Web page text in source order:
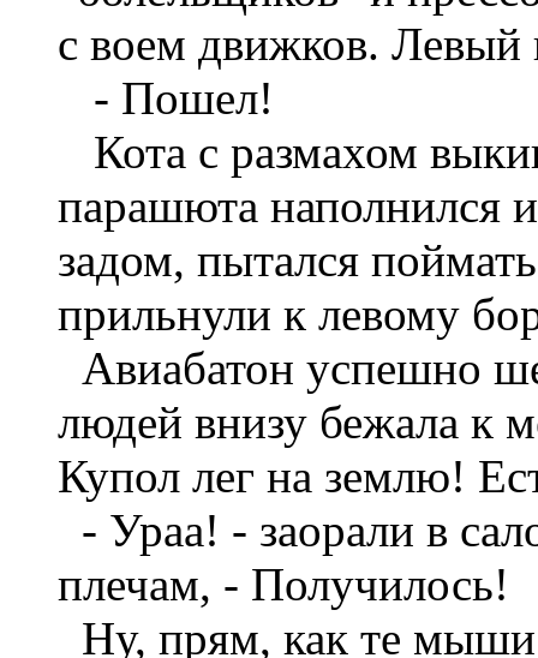
с воем движков. Левый
- Пошел!
Кота с размахом
парашюта наполнился и
задом, пытался
прильнули к левому
Авиабатон успешно
людей внизу бежала к
Купол лег на землю!
- Ураа! - заорали в
плечам, - Получилось!
Ну, прям, как те